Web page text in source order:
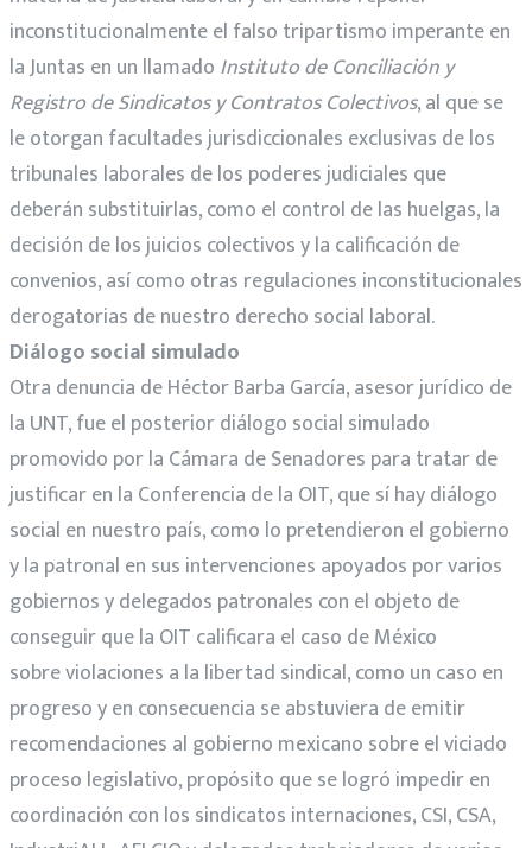
inconstitucionalmente el falso tripartismo imperante en
la Juntas en un llamado Instituto de Conciliación y
Registro de Sindicatos y Contratos Colectivos, al que se
le otorgan facultades jurisdiccionales exclusivas de los
tribunales laborales de los poderes judiciales que
deberán substituirlas, como el control de las huelgas, la
decisión de los juicios colectivos y la calificación de
convenios, así como otras regulaciones inconstitucionales
derogatorias de nuestro derecho social laboral.
Diálogo social simulado
Otra denuncia de Héctor Barba García, asesor jurídico de
la UNT, fue el posterior diálogo social simulado
promovido por la Cámara de Senadores para tratar de
justificar en la Conferencia de la OIT, que sí hay diálogo
social en nuestro país, como lo pretendieron el gobierno
y la patronal en sus intervenciones apoyados por varios
gobiernos y delegados patronales con el objeto de
conseguir que la OIT calificara el caso de México
sobre violaciones a la libertad sindical, como un caso en
progreso y en consecuencia se abstuviera de emitir
recomendaciones al gobierno mexicano sobre el viciado
proceso legislativo, propósito que se logró impedir en
coordinación con los sindicatos internaciones, CSI, CSA,